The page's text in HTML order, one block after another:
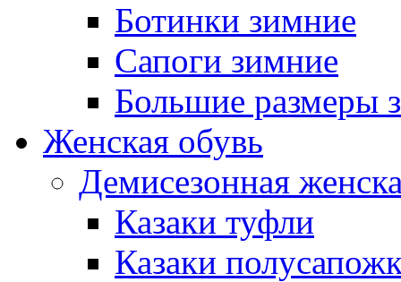
Ботинки зимние
Сапоги зимние
Большие размеры
Женская обувь
Демисезонная
Казаки туфли
Казаки